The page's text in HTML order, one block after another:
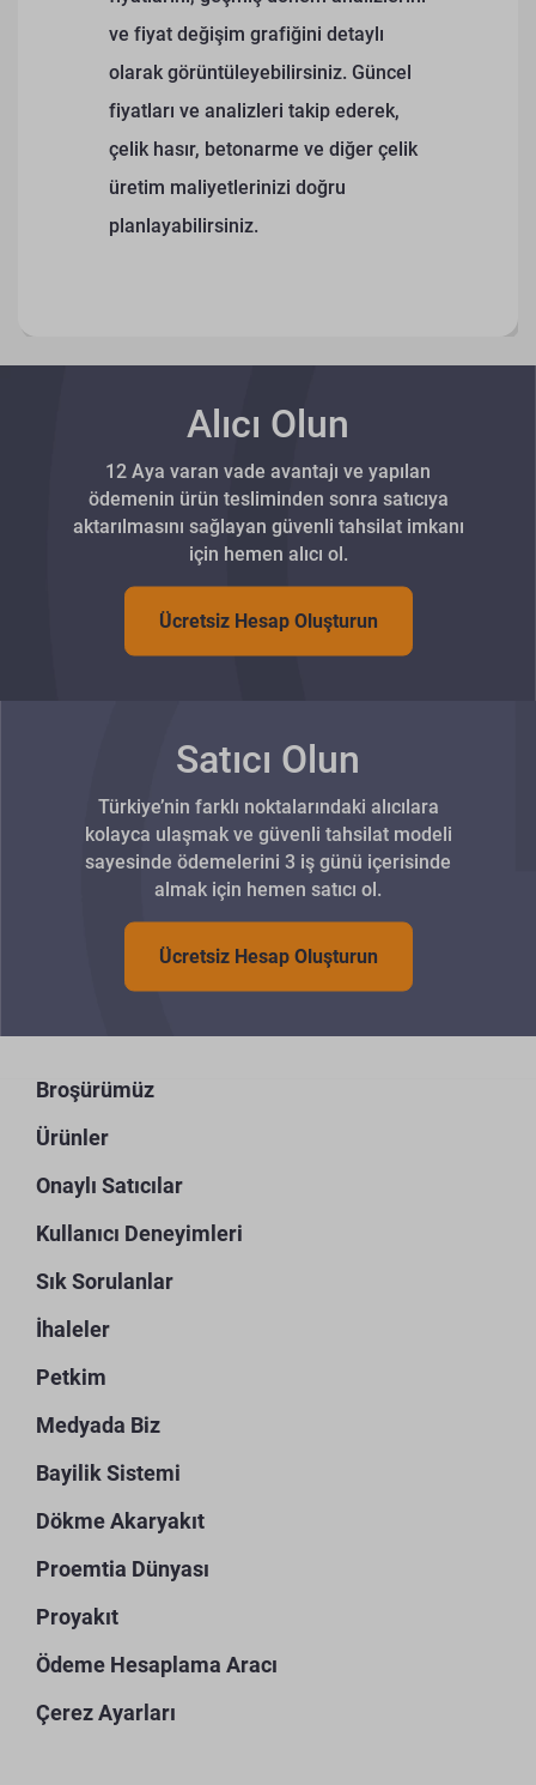
ve fiyat değişim grafiğini detaylı
olarak görüntüleyebilirsiniz. Güncel
fiyatları ve analizleri takip ederek,
çelik hasır, betonarme ve diğer çelik
üretim maliyetlerinizi doğru
planlayabilirsiniz.
Alıcı Olun
12 Aya varan vade avantajı ve yapılan
ödemenin ürün tesliminden sonra satıcıya
aktarılmasını sağlayan güvenli tahsilat imkanı
için hemen alıcı ol.
Ücretsiz Hesap Oluşturun
Satıcı Olun
Türkiye’nin farklı noktalarındaki alıcılara
kolayca ulaşmak ve güvenli tahsilat modeli
sayesinde ödemelerini 3 iş günü içerisinde
almak için hemen satıcı ol.
Ücretsiz Hesap Oluşturun
Broşürümüz
Ürünler
Onaylı Satıcılar
Kullanıcı Deneyimleri
Sık Sorulanlar
İhaleler
Petkim
Medyada Biz
Bayilik Sistemi
Dökme Akaryakıt
Proemtia Dünyası
Proyakıt
Ödeme Hesaplama Aracı
Çerez Ayarları